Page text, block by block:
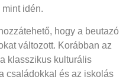
idén.
hogy a beutazó
változott. Korábban az
klasszikus kulturális
családokkal és az iskolás